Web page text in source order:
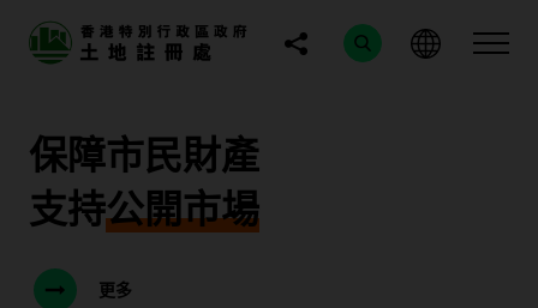
保障市民財產
支持公開市場
更多